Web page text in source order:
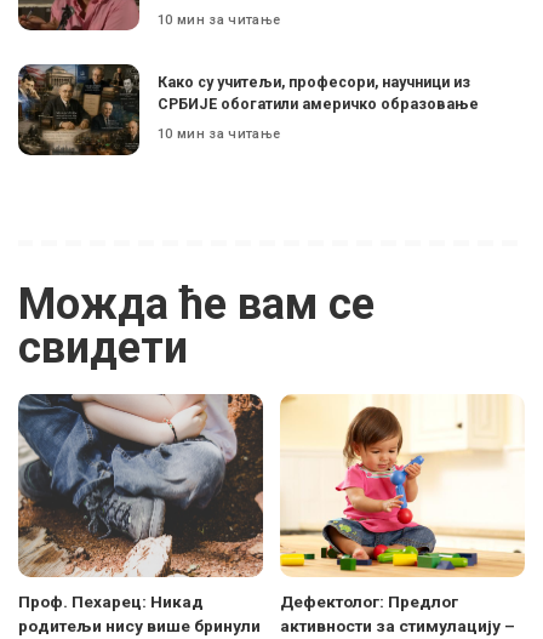
10 мин за читање
Како су учитељи, професори, научници из
СРБИЈЕ обогатили америчко образовање
10 мин за читање
Можда ће вам се
свидети
Проф. Пехарец: Никад
родитељи нису више бринули
Дефектолог: Предлог
активности за стимулацију –